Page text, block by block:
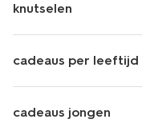
knutselen
cadeaus per leeftijd
cadeaus jongen